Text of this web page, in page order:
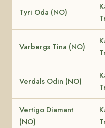
Tyri Oda (NO)
Varbergs Tina (NO)
Verdals Odin (NO)
Vertigo Diamant
(NO)